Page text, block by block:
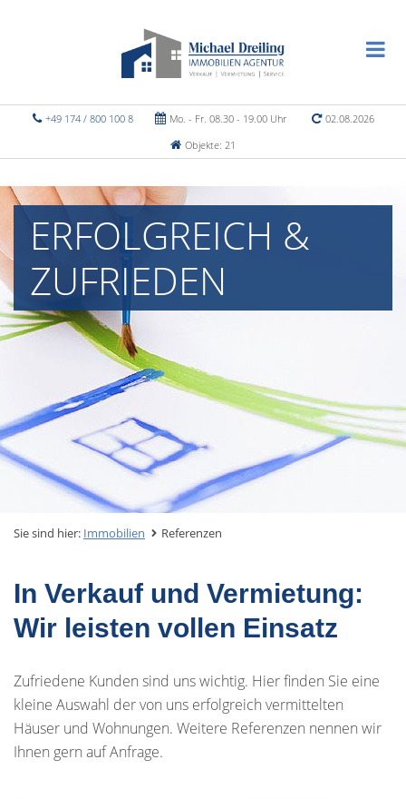
+49 174 / 800 100 8 Mo. - Fr. 08.30 - 19.00 Uhr
02.08.2026
Objekte: 21
ERFOLGREICH &
ZUFRIEDEN
Sie sind hier: Immobilien Referenzen
In Verkauf und Vermietung:
Wir leisten vollen Einsatz
Zufriedene Kunden sind uns wichtig. Hier finden Sie eine
kleine Auswahl der von uns erfolgreich vermittelten
Häuser und Wohnungen. Weitere Referenzen nennen wir
Ihnen gern auf Anfrage.